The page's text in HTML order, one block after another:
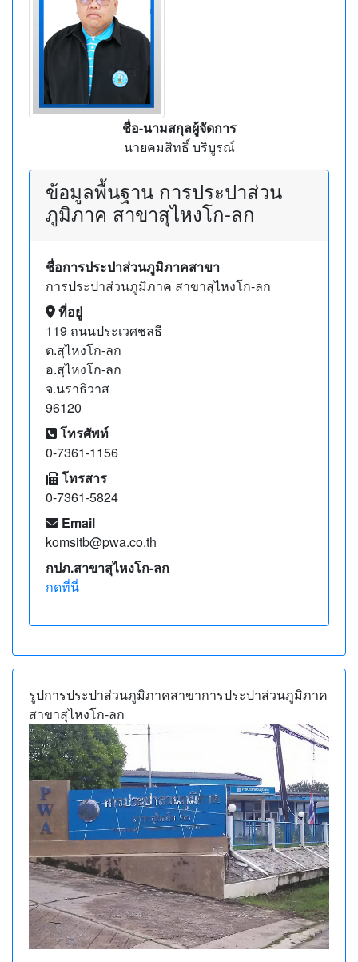
ชื่อ-นามสกุลผู้จัดการ
นายคมสิทธิ์ บริบูรณ์
ข้อมูลพื้นฐาน การประปาส่วน
ภูมิภาค สาขาสุไหงโก-ลก
ชื่อการประปาส่วนภูมิภาคสาขา
การประปาส่วนภูมิภาค สาขาสุไหงโก-ลก
ที่อยู่
119 ถนนประเวศชลธี
ต.สุไหงโก-ลก
อ.สุไหงโก-ลก
จ.นราธิวาส
96120
โทรศัพท์
0-7361-1156
โทรสาร
0-7361-5824
Email
komsitb@pwa.co.th
กปภ.สาขาสุไหงโก-ลก
กดที่นี่
ข้อมูลภาพรวม การประปาส่วนภูมิ
รูปการประปาส่วนภูมิภาคสาขาการประปาส่วนภูมิภาค
สาขาสุไหงโก-ลก